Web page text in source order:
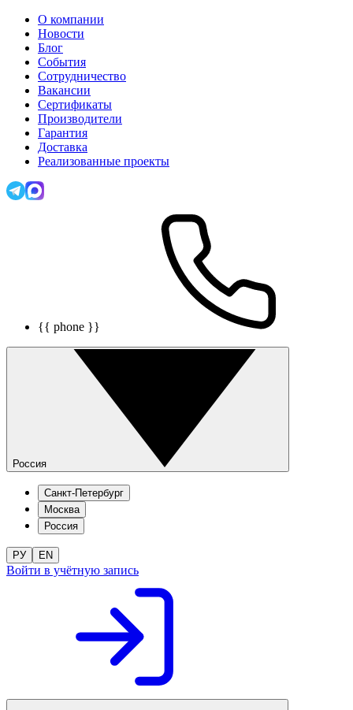
О компании
Новости
Блог
События
Сотрудничество
Вакансии
Сертификаты
Производители
Гарантия
Доставка
Реализованные проекты
{{ phone }}
Россия
Санкт-Петербург
Москва
Россия
РУ EN
Войти в учётную запись